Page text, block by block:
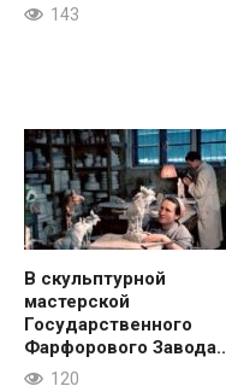
143
В скульптурной
мастерской
Государственного
Фарфорового Завода..
120